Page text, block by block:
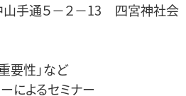
通５－２－13 四宮神社会
要性」など
よるセミナー